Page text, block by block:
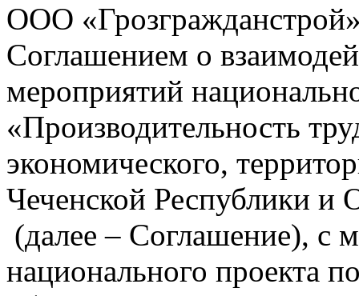
ООО
Соглашением о
мероприятий
«Производительность
экономического,
Чеченской Республики и
(далее – Соглашение), с
национального проекта